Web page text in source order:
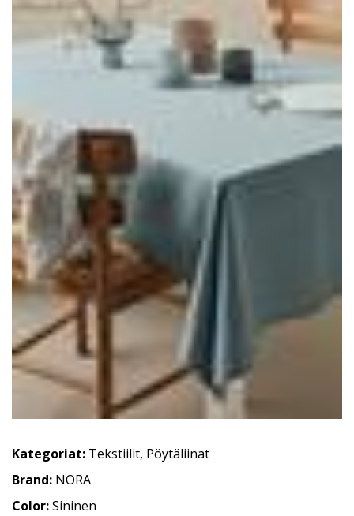
Kategoriat: Tekstiilit, Pöytäliinat
Brand: NORA
Color:Sininen